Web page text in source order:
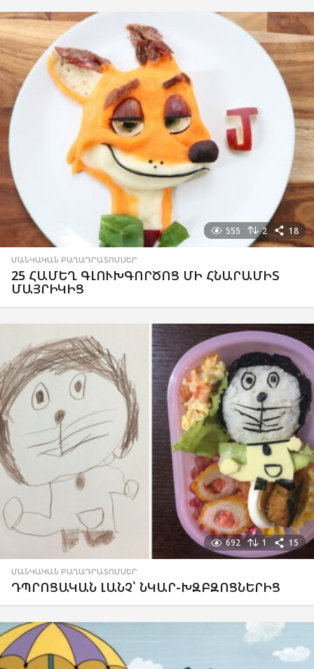
555 2 18
ՄԱՆԿԱԿԱՆ ԲԱՂԱԴՐԱՏՈՄՍԵՐ
25 ՀԱՄԵՂ ԳԼՈՒԽԳՈՐԾՈՑ ՄԻ ՀՆԱՐԱՄԻՏ
ՄԱՅՐԻԿԻՑ
692 1 15
ՄԱՆԿԱԿԱՆ ԲԱՂԱԴՐԱՏՈՄՍԵՐ
ԴՊՐՈՑԱԿԱՆ ԼԱՆՉ՝ ՆԿԱՐ-ԽԶԲԶՈՑՆԵՐԻՑ